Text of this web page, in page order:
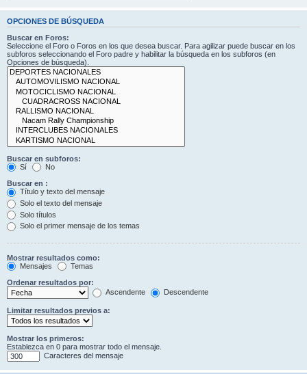
OPCIONES DE BÚSQUEDA
Buscar en Foros:
Seleccione el Foro o Foros en los que desea buscar. Para agilizar puede buscar en los
subforos seleccionando el Foro padre y habilitar la búsqueda en los subforos (en
Opciones de búsqueda).
Buscar en subforos:
Sí
No
Buscar en :
Título y texto del mensaje
Solo el texto del mensaje
Solo títulos
Solo el primer mensaje de los temas
Mostrar resultados como:
Mensajes
Temas
Ordenar resultados por:
Ascendente
Descendente
Limitar resultados previos a:
Mostrar los primeros:
Establezca en 0 para mostrar todo el mensaje.
Caracteres del mensaje